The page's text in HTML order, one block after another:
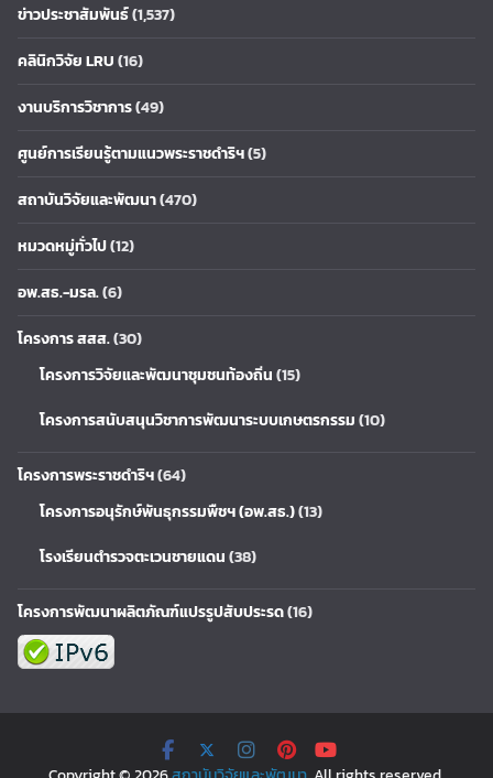
ข่าวประชาสัมพันธ์(1,537)
คลินิกวิจัย LRU(16)
งานบริการวิชาการ(49)
ศูนย์การเรียนรู้ตามแนวพระราชดำริฯ(5)
สถาบันวิจัยและพัฒนา(470)
หมวดหมู่ทั่วไป(12)
อพ.สธ.-มรล.(6)
โครงการ สสส.(30)
โครงการวิจัยและพัฒนาชุมชนท้องถิ่น(15)
โครงการสนับสนุนวิชาการพัฒนาระบบเกษตรกรรม(10)
โครงการพระราชดำริฯ(64)
โครงการอนุรักษ์พันธุกรรมพืชฯ (อพ.สธ.)(13)
โรงเรียนตำรวจตะเวนชายแดน(38)
โครงการพัฒนาผลิตภัณฑ์แปรรูปสับประรด(16)